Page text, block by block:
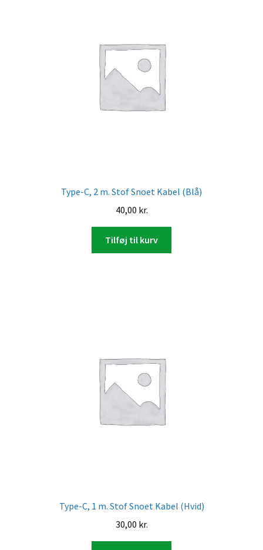
Type-C, 2 m. Stof Snoet Kabel (Blå)
40,00 kr.
Tilføj til kurv
Type-C, 1 m. Stof Snoet Kabel (Hvid)
30,00 kr.